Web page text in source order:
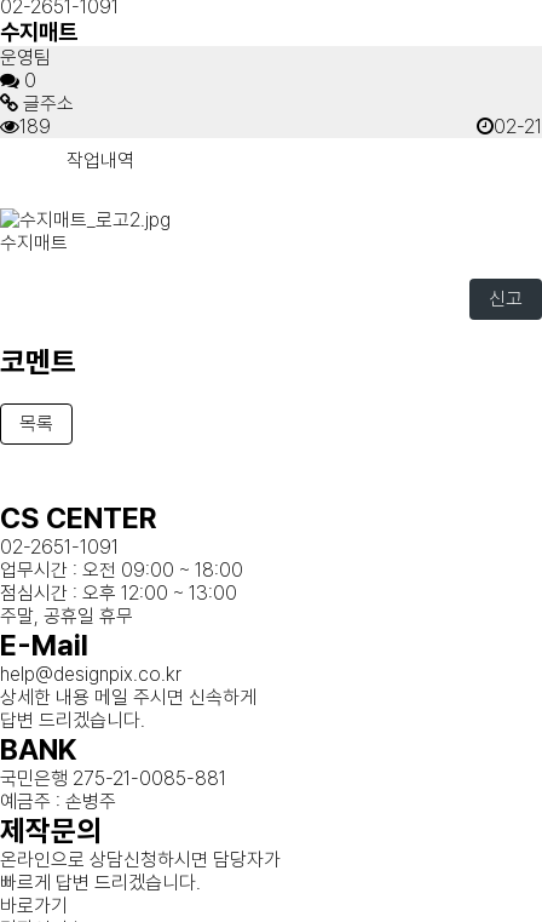
02-2651-1091
수지매트
운영팀
0
글주소
02-21
189
작업내역
수지매트
신고
코멘트
목록
CS CENTER
02-2651-1091
업무시간 : 오전 09:00 ~ 18:00
점심시간 : 오후 12:00 ~ 13:00
주말, 공휴일 휴무
E-Mail
help@designpix.co.kr
상세한 내용 메일 주시면 신속하게
답변 드리겠습니다.
BANK
국민은행 275-21-0085-881
예금주 : 손병주
제작문의
온라인으로 상담신청하시면 담당자가
빠르게 답변 드리겠습니다.
바로가기